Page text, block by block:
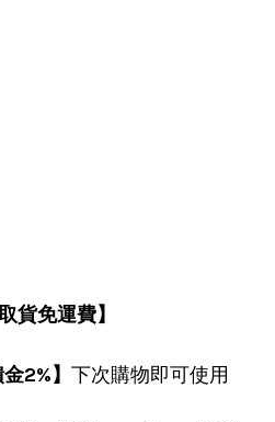
貨免運費】
2%】 下次購物即可使用